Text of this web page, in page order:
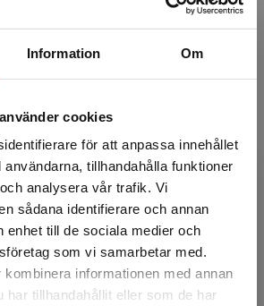
Information Om
cookies
för att anpassa innehållet
tillhandahålla funktioner
analysera vår trafik. Vi
sådana identifierare och annan
enhet till de sociala medier och
som vi samarbetar med.
informationen med annan
har tillhandahållit eller som de har
fraktregion
vårdvetenskap. Normer har
sedan antologin Fittstim